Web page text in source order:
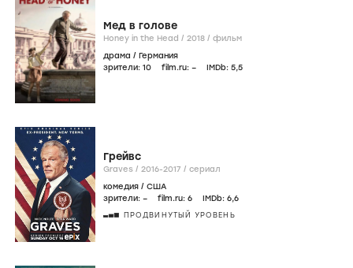
Мед в голове
Honey in the Head / 2018 / фильм
драма / Германия
зрители: 10 film.ru: – IMDb: 5,5
Грейвс
Graves / 2016-2017 / сериал
комедия / США
зрители: – film.ru: 6 IMDb: 6,6
ПРОДВИНУТЫЙ УРОВЕНЬ